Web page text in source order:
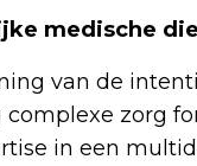
medische
van de
zorg
in een